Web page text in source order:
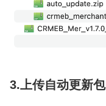
3.上传自动更新包